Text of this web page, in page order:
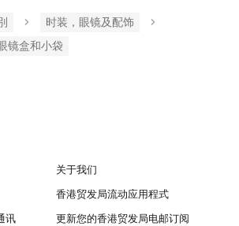
时装，眼镜及配饰
镜盒和小袋
关于我们
香港贸发局流动应用程式
讯 更新您的香港贸发局电邮订阅